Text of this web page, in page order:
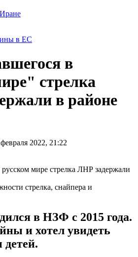
в ЕС
в
стрелка
в районе
2022, 21:22
стрелка, снайпера и
в НЗФ с 2015 года.
и хотел увидеть
детей.